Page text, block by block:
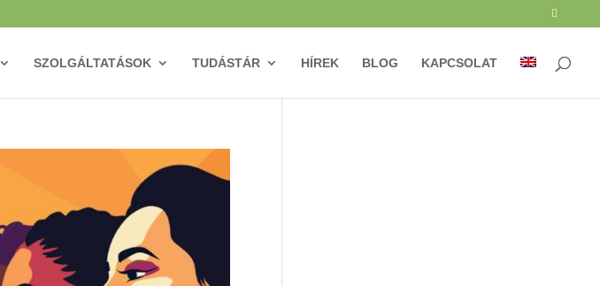
SZOLGÁLTATÁSOK TUDÁSTÁR HÍREK BLOG KAPCSOLAT